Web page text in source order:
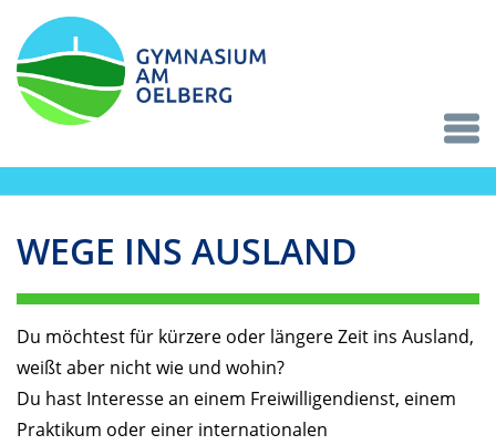
WEGE INS AUSLAND
Du möchtest für kürzere oder längere Zeit ins Ausland,
weißt aber nicht wie und wohin?
Du hast Interesse an einem Freiwilligendienst, einem
Praktikum oder einer internationalen